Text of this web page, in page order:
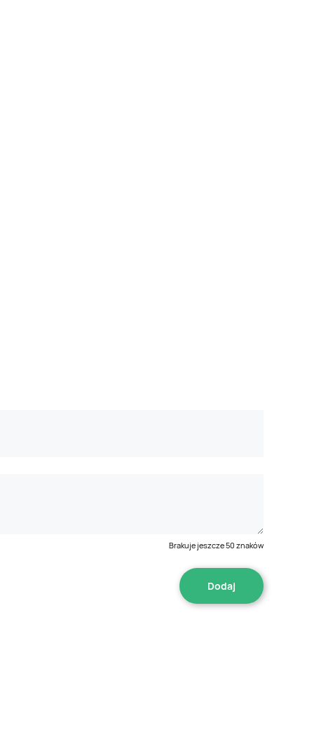
Brakuje jeszcze50 znaków